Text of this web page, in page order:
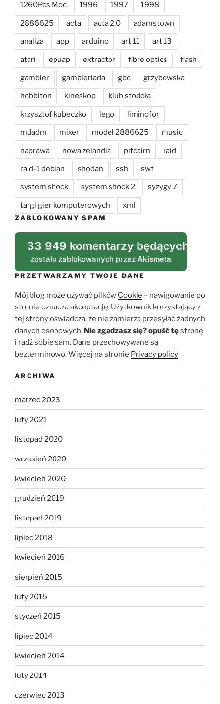
1260Pcs Moc 1996 1997 1998
2886625 acta acta 2.0 adamstown
analiza app arduino art 11 art 13
atari epuap extractor fibre optics flash
gambler gambleriada gbc grzybowska
hobbiton kineskop klub stodoła
krzysztof kubeczko lego liminofor
mdadm mixer model 2886625 music
naprawa nowa zelandia pitcairn raid
raid-1 debian shodan ssh swf
system shock system shock 2 syzygy 7
targi gier komputerowych xml
ZABLOKOWANY SPAM
33 949 komentarzy będących
zostało zablokowanych przez Akismeta
PRZETWARZAMY TWOJE DANE
Mój blog może używać plików Cookie – nawigowanie po
stronie oznacza akceptację. Użytkownik korzystający z
tej strony oświadcza, że nie zamierza przesyłać żadnych
danych osobowych. Nie zgadzasz się?opuść tęstronę
i radź sobie sam. Dane przechowywane są
bezterminowo. Więcej na stronie Privacy policy
ARCHIWA
marzec 2023
luty 2021
listopad 2020
wrzesień 2020
kwiecień 2020
grudzień 2019
listopad 2019
lipiec 2018
kwiecień 2016
sierpień 2015
luty 2015
styczeń 2015
lipiec 2014
kwiecień 2014
luty 2014
czerwiec 2013